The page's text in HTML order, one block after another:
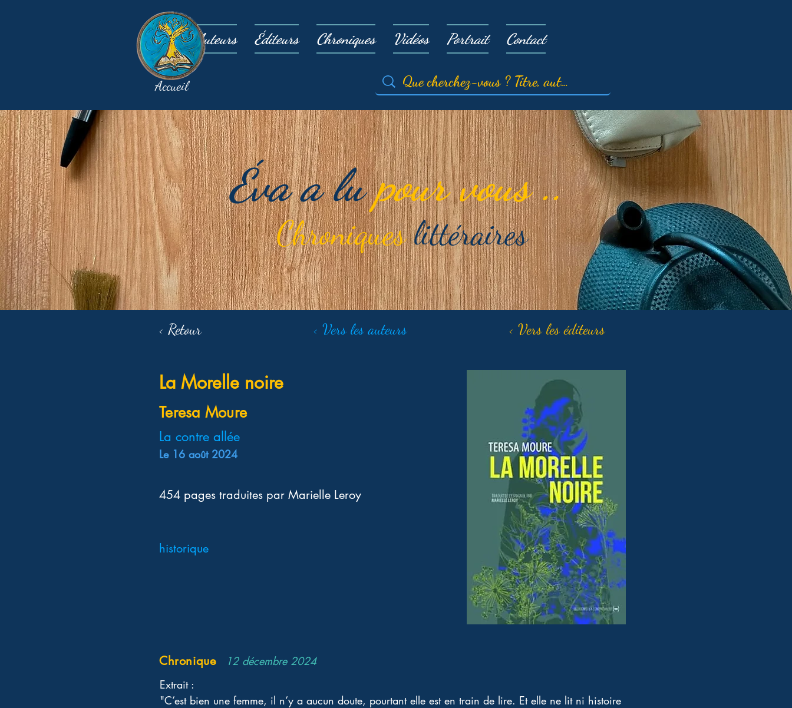
Auteurs Éditeurs Chroniques Vidéos Portrait Contact
Accueil
Éva a lupour vous ..
Chroniqueslittéraires
La Morelle noire
Teresa Moure
La contre allée
Le 16 août 2024
454 pages traduites par Marielle Leroy
historique
Chronique
12 décembre 2024
Extrait :
"C’est bien une femme, il n’y a aucun doute, pourtant elle est en train de lire. Et elle ne lit ni histoire
< Retour < Vers les auteurs < Vers les éditeurs